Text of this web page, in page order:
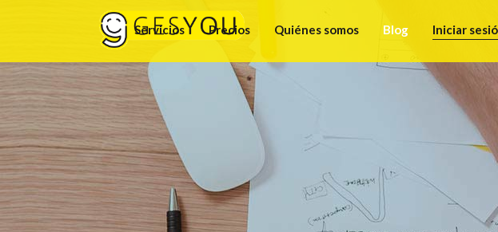
Servicios Precios Quiénes somos Blog Iniciar